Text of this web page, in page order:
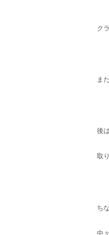
ク
ま
後
取
ち
中